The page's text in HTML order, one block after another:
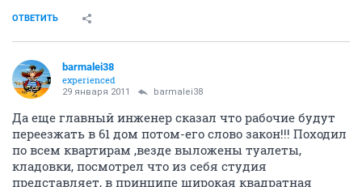
ОТВЕТИТЬ
barmalei38
experienced
29 января 2011 barmalei38
Да еще главный инженер сказал что рабочие будут
переезжать в 61 дом потом-его слово закон!!! Походил
по всем квартирам ,везде выложены туалеты,
кладовки, посмотрел что из себя студия
представляет, в принципе широкая квадратная